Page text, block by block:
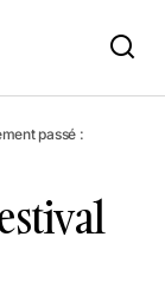
passé :